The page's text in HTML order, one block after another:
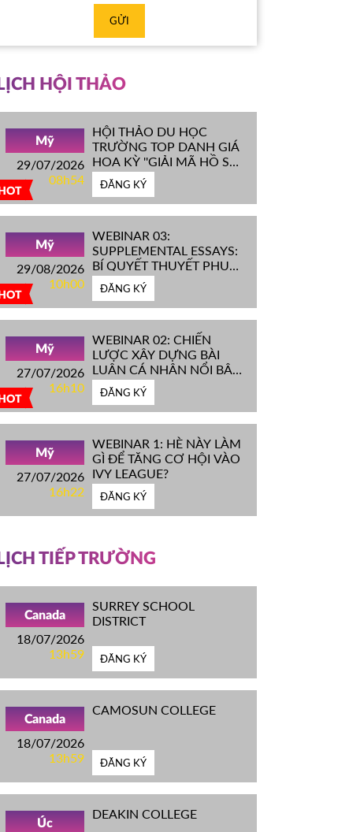
GỬI
LỊCH HỘI THẢO
HOT
Mỹ
29/07/2026
08h54
HỘI THẢO DU HỌC
TRƯỜNG TOP DANH GIÁ
HOA KỲ ''GIẢI MÃ HỒ SƠ
IVY LEAGUE''
ĐĂNG KÝ
HOT
Mỹ
29/08/2026
10h00
WEBINAR 03:
SUPPLEMENTAL ESSAYS:
BÍ QUYẾT THUYẾT PHỤC
HỘI ĐỒNG TUYỂN SINH
ĐH TOP ĐẦU MỸ
ĐĂNG KÝ
HOT
Mỹ
27/07/2026
16h10
WEBINAR 02: CHIẾN
LƯỢC XÂY DỰNG BÀI
LUẬN CÁ NHÂN NỔI BẬT
CHINH PHỤC ĐH TOP
ĐẦU MỸ
ĐĂNG KÝ
Mỹ
27/07/2026
16h22
WEBINAR 1: HÈ NÀY LÀM
GÌ ĐỂ TĂNG CƠ HỘI VÀO
IVY LEAGUE?
ĐĂNG KÝ
LỊCH TIẾP TRƯỜNG
Canada
18/07/2026
13h59
SURREY SCHOOL
DISTRICT
ĐĂNG KÝ
Canada
18/07/2026
13h59
CAMOSUN COLLEGE
ĐĂNG KÝ
Úc
DEAKIN COLLEGE